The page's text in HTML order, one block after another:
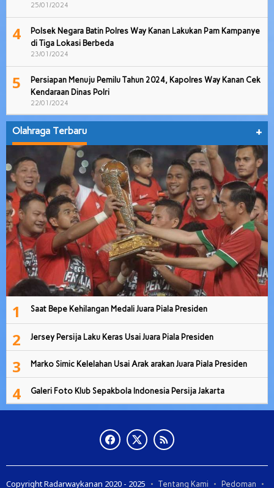
25/01/2024
4
Polsek Negara Batin Polres Way Kanan Lakukan Pam Kampanye
di Tiga Lokasi Berbeda
23/01/2024
5
Persiapan Menuju Pemilu Tahun 2024, Kapolres Way Kanan Cek
Kendaraan Dinas Polri
22/01/2024
Olahraga Terbaru +
1 Saat Bepe Kehilangan Medali Juara Piala Presiden
2 Jersey Persija Laku Keras Usai Juara Piala Presiden
3 Marko Simic Kelelahan Usai Arak arakan Juara Piala Presiden
4 Galeri Foto Klub Sepakbola Indonesia Persija Jakarta
Copyright Radarwaykanan 2020 - 2025 Tentang Kami Pedoman